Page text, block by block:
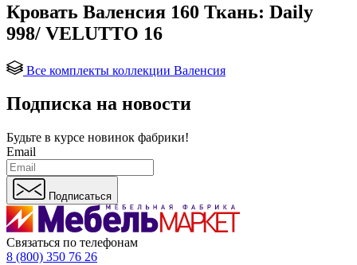
Кровать Валенсия 160 Ткань: Daily
998/ VELUTTO 16
Все комплекты коллекции Валенсия
Подписка на новости
Будьте в курсе новинок фабрики!
Email
Подписаться
Связаться по телефонам
8 (800) 350 76 26